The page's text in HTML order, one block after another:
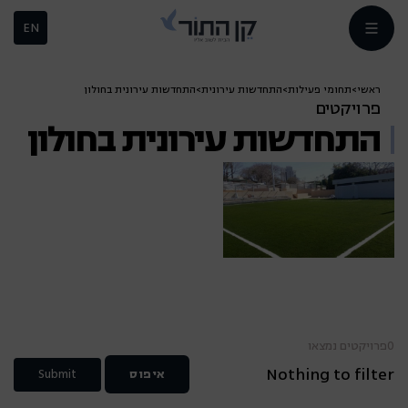
EN
ראשי>תחומי פעילות>התחדשות עירונית>התחדשות עירונית בחולון
פרויקטים
התחדשות עירונית בחולון
Nothing to filter
0פרויקטים נמצאו
איפוס
Submit